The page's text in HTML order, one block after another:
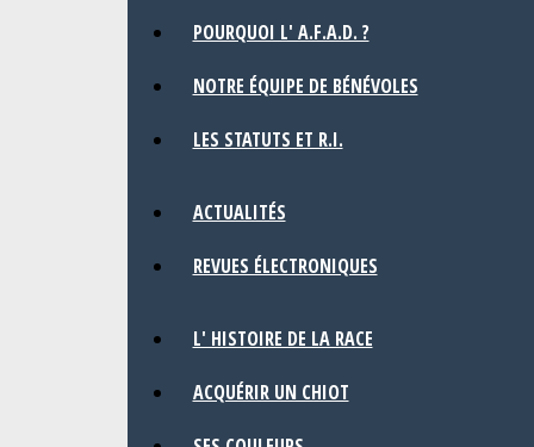
POURQUOI L' A.F.A.D. ?
NOTRE ÉQUIPE DE BÉNÉVOLES
LES STATUTS ET R.I.
ACTUALITÉS
REVUES ÉLECTRONIQUES
L' HISTOIRE DE LA RACE
ACQUÉRIR UN CHIOT